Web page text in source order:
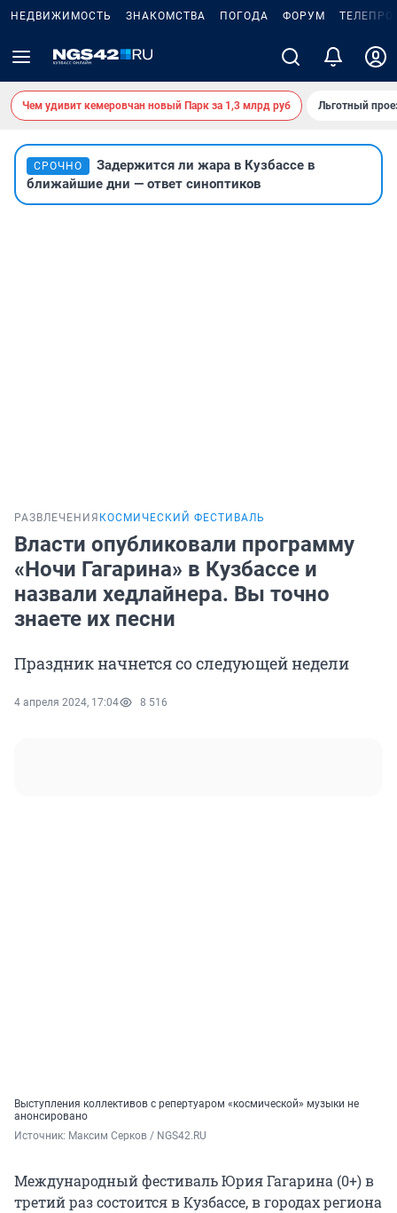
НЕДВИЖИМОСТЬ ЗНАКОМСТВА ПОГОДА ФОРУМ
Чем удивит кемеровчан новый Парк за 1,3 млрд руб Льготный
СРОЧНО
Задержится ли жара в Кузбассе в
ближайшие дни — ответ синоптиков
РАЗВЛЕЧЕНИЯ КОСМИЧЕСКИЙ ФЕСТИВАЛЬ
Власти опубликовали программу
«Ночи Гагарина» в Кузбассе и
назвали хедлайнера. Вы точно
знаете их песни
Праздник начнется со следующей недели
4 апреля 2024, 17:04 8 516
Выступления коллективов с репертуаром «космической» музыки не
анонсировано
Источник: Максим Серков / NGS42.RU
Международный фестиваль Юрия Гагарина (0+) в
третий раз состоится в Кузбассе, в городах региона